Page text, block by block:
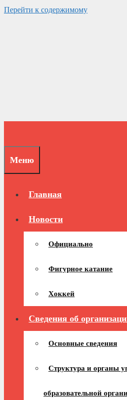
Перейти к содержимому
Меню
Главная
Новости
Официально
Фигурное катание
Хоккей
Сведения об
Основные сведения
Структура и органы
образовательной